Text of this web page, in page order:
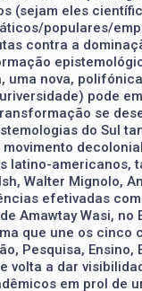
(sejam eles
populares/
contra a
uma nova,
pode
se
do Sul
latino-americanos,
Walter Mignolo,
efetivadas
Amawtay Wasi, no
que une os cinco
Pesquisa, Ensino,
volta a dar
em prol de